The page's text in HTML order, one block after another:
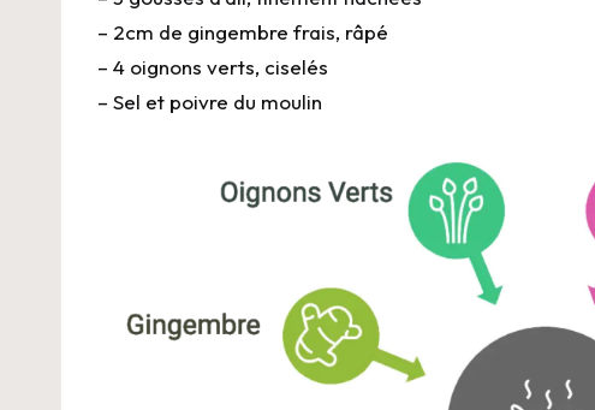
– 2cm de gingembre frais, râpé
– 4 oignons verts, ciselés
– Sel et poivre du moulin